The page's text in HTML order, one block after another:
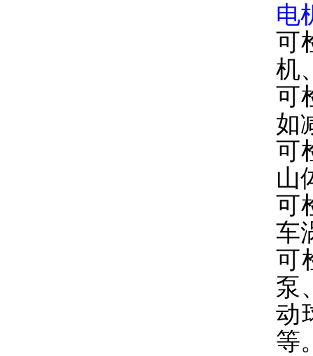
电
可
机
可
如
可
山
可
车
可
泵
动
等